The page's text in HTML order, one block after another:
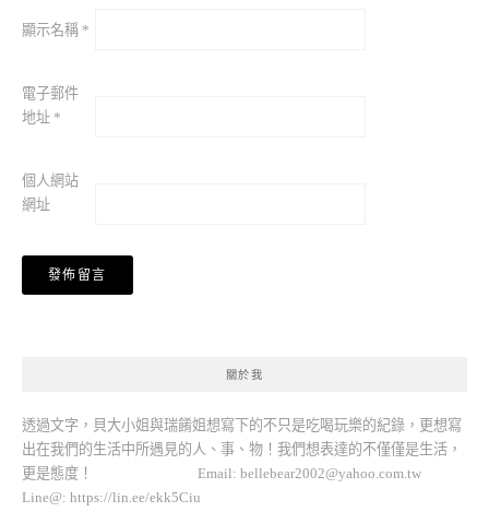
顯示名稱 *
電子郵件
地址 *
個人網站
網址
關於我
透過文字，貝大小姐與瑞餚姐想寫下的不只是吃喝玩樂的紀錄，更想寫
出在我們的生活中所遇見的人、事、物！我們想表達的不僅僅是生活，
更是態度！ Email: bellebear2002@yahoo.com.tw
Line@: https://lin.ee/ekk5Ciu